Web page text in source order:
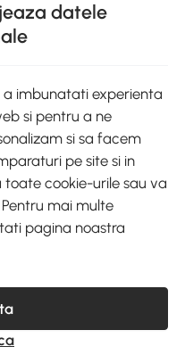
Play
Paris Mumuleanu, Nr. 30-
4755
200
datele
a imbunatati experienta
si pentru a ne
si sa facem
pe site si in
cookie-urile sau va
mai multe
pagina noastra